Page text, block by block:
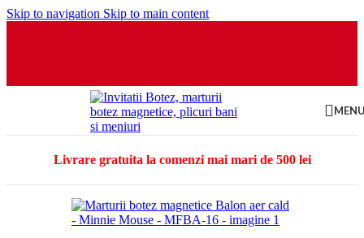
Skip to navigation Skip to main content
Livrare gratuita la comenzi mai mari de 500 lei